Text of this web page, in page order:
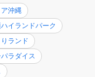
沖縄
イランドパーク
ランド
ラダイス